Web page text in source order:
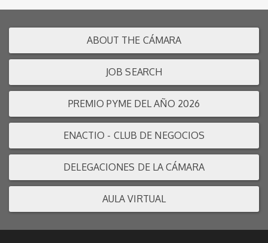
ABOUT THE CÁMARA
JOB SEARCH
PREMIO PYME DEL AÑO 2026
ENACTIO - CLUB DE NEGOCIOS
DELEGACIONES DE LA CÁMARA
AULA VIRTUAL